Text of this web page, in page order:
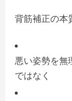
背筋補正の本
悪い姿勢を無
ではなく